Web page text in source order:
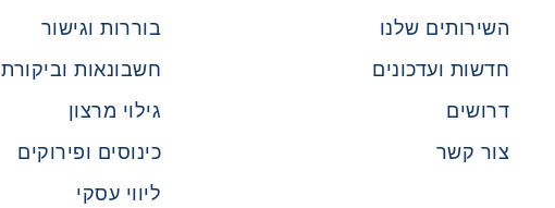
השירותים שלנו
חדשות ועדכונים
דרושים
צור קשר
בוררות וגישור
חשבונאות וביקורת
גילוי מרצון
כינוסים ופירוקים
ליווי עסקי